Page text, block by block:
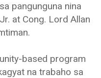
pangunguna nina
at Cong. Lord Allan
based program
na trabaho sa